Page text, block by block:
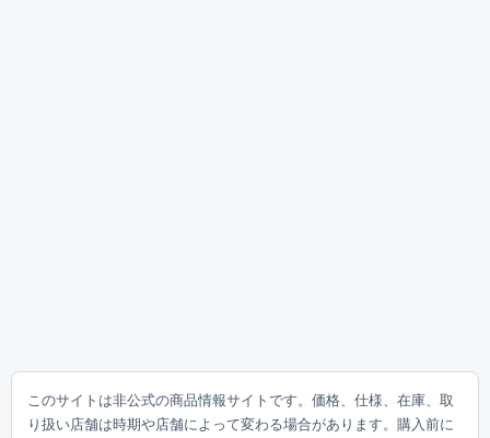
このサイトは非公式の商品情報サイトです。価格、仕様、在庫、取
り扱い店舗は時期や店舗によって変わる場合があります。購入前に